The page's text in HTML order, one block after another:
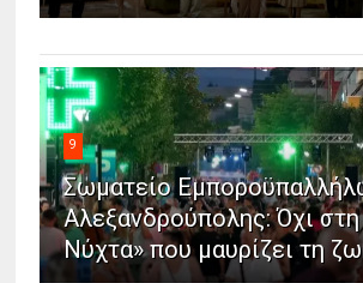
9
Σωματείο
Αλεξανδρούπολης: Όχι
Νύχτα» που μαυρίζει τη